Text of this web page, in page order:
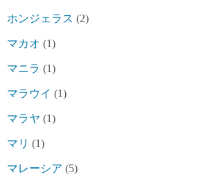
ホンジェラス (2)
マカオ (1)
マニラ (1)
マラウイ (1)
マラヤ (1)
マリ (1)
マレーシア (5)